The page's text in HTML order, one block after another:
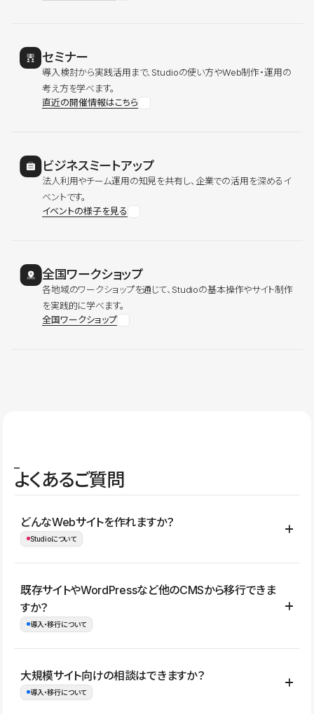
セミナー
導入検討から実践活用まで、Studioの使い方やWeb制作・運用の
考え方を学べます。
直近の開催情報はこちら
ビジネスミートアップ
法人利用やチーム運用の知見を共有し、企業での活用を深めるイ
ベントです。
イベントの様子を見る
全国ワークショップ
各地域のワークショップを通じて、Studioの基本操作やサイト制作
を実践的に学べます。
全国ワークショップ
よくあるご質問
どんなWebサイトを作れますか？
Studioについて
コーポレートサイト、サービスサイト、LP、採用サイト、ブロ
グ・メディア、イベントサイト、店舗・商品紹介サイト、ポートフ
ォリオなど幅広く制作できます。
既存サイトやWordPressなど他のCMSから移行できま
すか？
導入・移行について
はい。既存サイトの構成やコンテンツ、URLを整理したうえで、
Studio上に再構築する形で移行できます。 WordPressの場合は、
大規模サイト向けの相談はできますか？
導入・移行について